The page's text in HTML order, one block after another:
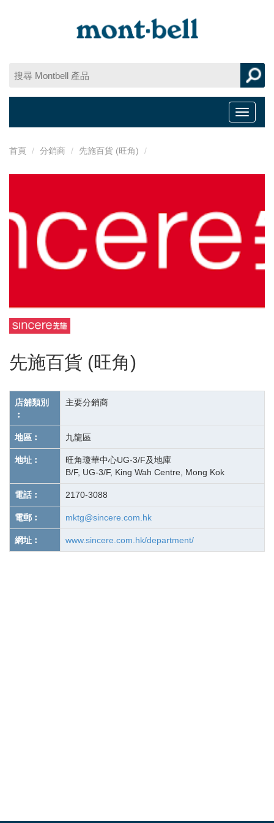
Toggle
首頁 分銷商 先施百貨 (旺角)
先施百貨 (旺角)
店舖類別
︰
主要分銷商
地區︰ 九龍區
地址︰
旺角瓊華中心UG-3/F及地庫
B/F, UG-3/F, King Wah Centre, Mong Kok
電話︰ 2170-3088
電郵︰ mktg@sincere.com.hk
網址︰ www.sincere.com.hk/department/